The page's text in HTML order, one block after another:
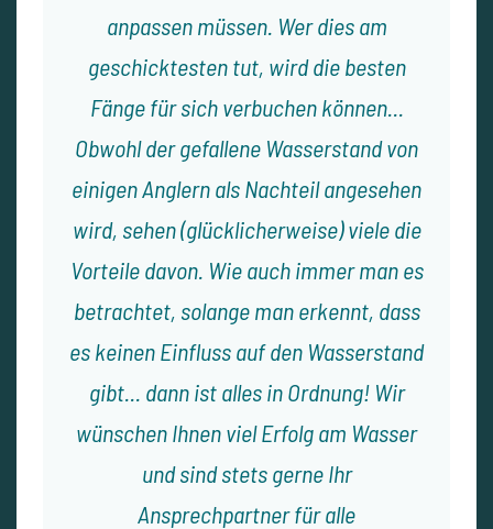
anpassen müssen. Wer dies am
geschicktesten tut, wird die besten
Fänge für sich verbuchen können...
Obwohl der gefallene Wasserstand von
einigen Anglern als Nachteil angesehen
wird, sehen (glücklicherweise) viele die
Vorteile davon. Wie auch immer man es
betrachtet, solange man erkennt, dass
es keinen Einfluss auf den Wasserstand
gibt... dann ist alles in Ordnung! Wir
wünschen Ihnen viel Erfolg am Wasser
und sind stets gerne Ihr
Ansprechpartner für alle